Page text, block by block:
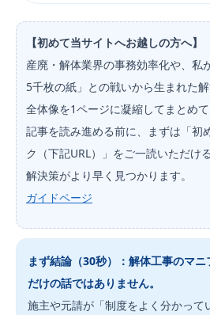
【初めて当サイトへお越しの方へ】
産廃・解体業界の事務効率化や、私
5千枚の紙」との戦いから生まれた
全体像を1ページに凝縮してまとめて
記事を読み進める前に、まずは「初
ク（下記URL）」をご一読いただけ
解決策がより早く見つかります。
ガイドページ
まず結論（30秒）：解体工事のマ
だけの話ではありません。
施主や元請が「制度をよく分かって